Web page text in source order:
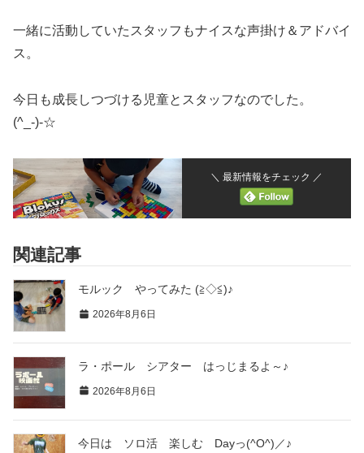
一緒に活動していたスタッフもナイスな声掛け＆アドバイ
ス。
今日も成長しつづける児童とスタッフなのでした。
(^_-)-☆
＼ 最新情報をチェック ／
関連記事
モルック やってみた (≧◇≦)♪
2026年8月6日
ラ・ポール シアター はっじまるよ～♪
2026年8月6日
今日は ソロ活 楽しむ Dayっ(^O^)／♪